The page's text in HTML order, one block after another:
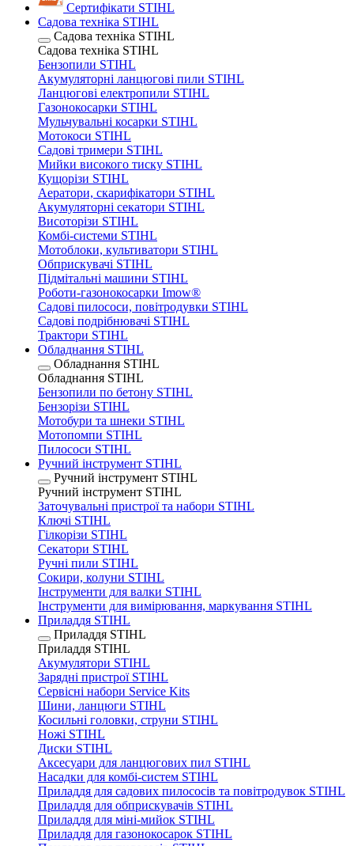
Сертифікати STIHL
Садова техніка STIHL
Садова техніка STIHL
Садова техніка STIHL
Бензопили STIHL
Акумуляторні ланцюгові пили STIHL
Ланцюгові електропили STIHL
Газонокосарки STIHL
Мульчувальні косарки STIHL
Мотокоси STIHL
Садові тримери STIHL
Мийки високого тиску STIHL
Кущорізи STIHL
Аератори, скарифікатори STIHL
Акумуляторні секатори STIHL
Висоторізи STIHL
Комбі-системи STIHL
Мотоблоки, культиватори STIHL
Обприскувачі STIHL
Підмітальні машини STIHL
Роботи-газонокосарки Imow®
Садові пилососи, повітродувки STIHL
Садові подрібнювачі STIHL
Трактори STIHL
Обладнання STIHL
Обладнання STIHL
Обладнання STIHL
Бензопили по бетону STIHL
Бензорізи STIHL
Мотобури та шнеки STIHL
Мотопомпи STIHL
Пилососи STIHL
Ручний інструмент STIHL
Ручний інструмент STIHL
Ручний інструмент STIHL
Заточувальні пристрої та набори STIHL
Ключі STIHL
Гілкорізи STIHL
Секатори STIHL
Ручні пили STIHL
Сокири, колуни STIHL
Інструменти для валки STIHL
Інструменти для вимірювання, маркування STIHL
Приладдя STIHL
Приладдя STIHL
Приладдя STIHL
Акумулятори STIHL
Зарядні пристрої STIHL
Сервісні набори Service Kits
Шини, ланцюги STIHL
Косильні головки, струни STIHL
Ножі STIHL
Диски STIHL
Аксесуари для ланцюгових пил STIHL
Насадки для комбі-систем STIHL
Приладдя для садових пилососів та повітродувок STIHL
Приладдя для обприскувачів STIHL
Приладдя для міні-мийок STIHL
Приладдя для газонокосарок STIHL